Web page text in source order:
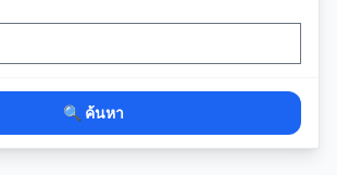
🔍 ค้นหา